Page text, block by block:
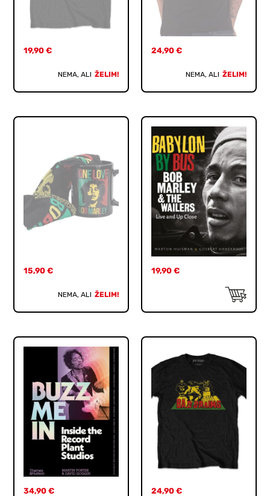
19,90€
NEMA, ALI ŽELIM!
24,90 €
NEMA, ALI ŽELIM!
15,90€
NEMA, ALI ŽELIM!
19,90 €
34,90€ 24,90 €